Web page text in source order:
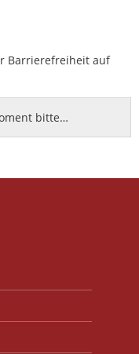
Barrierefreiheit auf
bitte…